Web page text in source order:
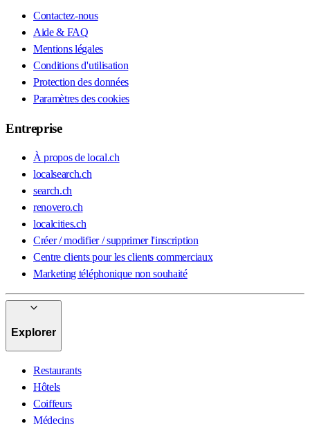
Contactez-nous
Aide & FAQ
Mentions légales
Conditions d'utilisation
Protection des données
Paramètres des cookies
Entreprise
À propos de local.ch
localsearch.ch
search.ch
renovero.ch
localcities.ch
Créer / modifier / supprimer l'inscription
Centre clients pour les clients commerciaux
Marketing téléphonique non souhaité
Explorer
Restaurants
Hôtels
Coiffeurs
Médecins